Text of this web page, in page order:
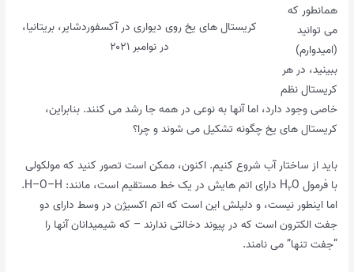
کریستال های یخ روی دیواری در آکسفوردشایر، بریتانیا،
در نوامبر ۲۰۲۱
همانطور که
می توانید
(امیدوارم)
ببینید، در هر
کریستال نظم
خاصی وجود دارد، اما آنها به نوعی در همه جا رشد می کنند. بنابراین،
کریستال های یخ چگونه تشکیل می شوند و چرا؟
باید از ساختار آب شروع کنیم. اکنون، ممکن است تصور کنید که مولکولی
با فرمول H
۲
O دارای اتم هایش در یک خط مستقیم است، مانند: H–O–H.
اما اینطور نیست، و دلیلش این است که اتم اکسیژن در وسط دارای دو
جفت الکترون است که در پیوند دخالتی ندارند – که شیمیدانان آنها را
“جفت تنها” می نامند.